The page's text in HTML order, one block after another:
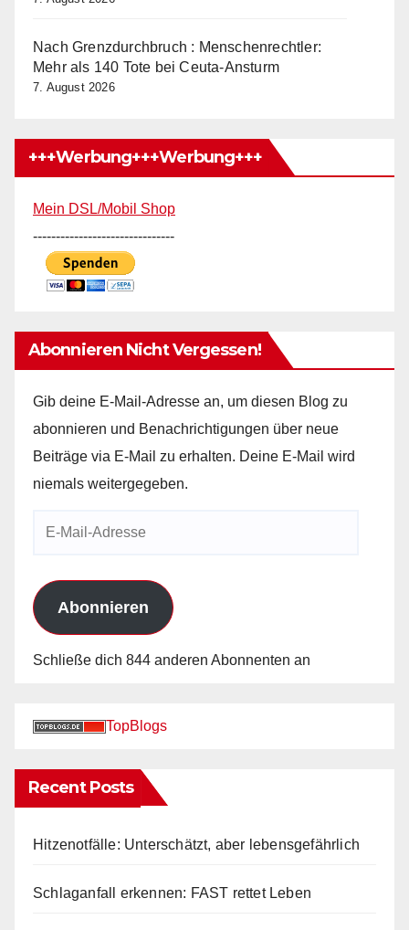
Nach Grenzdurchbruch : Menschenrechtler:
Mehr als 140 Tote bei Ceuta-Ansturm
7. August 2026
+++Werbung+++Werbung+++
Mein DSL/Mobil Shop
-------------------------------
Abonnieren Nicht Vergessen!
Gib deine E-Mail-Adresse an, um diesen Blog zu
abonnieren und Benachrichtigungen über neue
Beiträge via E-Mail zu erhalten. Deine E-Mail wird
niemals weitergegeben.
Adresse
Abonnieren
Schließe dich 844 anderen Abonnenten an
TopBlogs
Recent Posts
Hitzenotfälle: Unterschätzt, aber lebensgefährlich
Schlaganfall erkennen: FAST rettet Leben